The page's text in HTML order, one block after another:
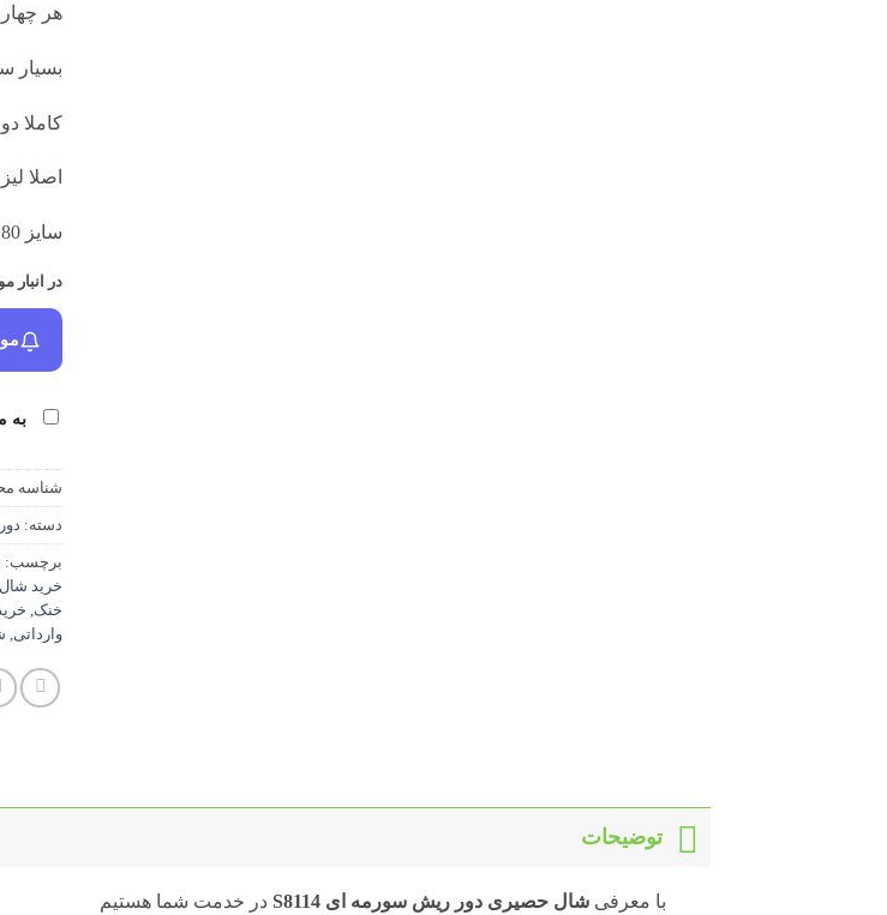
هر
بسیار
کاملا
اصلا
سایز 80*200
در انبار
به
شناسه
دسته:
برچسب:
خرید
خنک
وارداتی
توضیحات
با معرفی شال حصیری دور ریش سورمه ای S8114 در خدمت شما هستیم